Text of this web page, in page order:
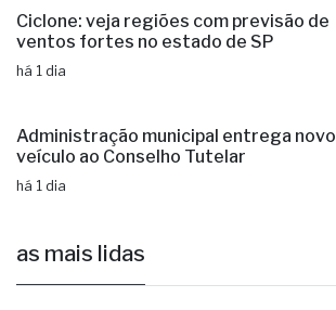
Ciclone: veja regiões com previsão de
ventos fortes no estado de SP
há 1 dia
Administração municipal entrega novo
veículo ao Conselho Tutelar
há 1 dia
as mais lidas